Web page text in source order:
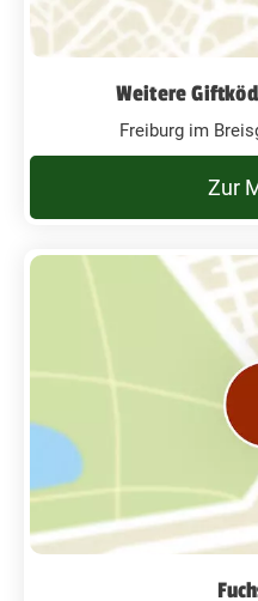
Weitere
Freiburg im
Zur